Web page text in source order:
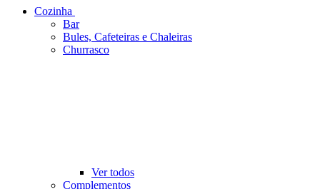
Cozinha
Bar
Bules, Cafeteiras e Chaleiras
Churrasco
Ver todos
Complementos